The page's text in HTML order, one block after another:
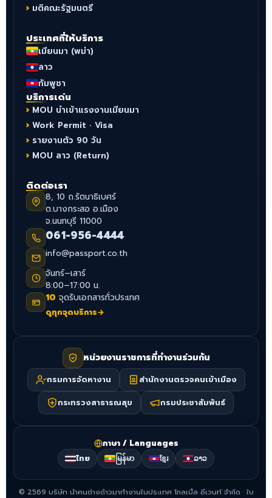
มติคณะรัฐมนตรี
ประเทศที่ให้บริการ
เมียนมา (พม่า)
ลาว
กัมพูชา
บริการเด่น
MOU นำเข้าแรงงานเมียนมา
Work Permit · Visa
รายงานตัว 90 วัน
MOU ลาว (Return)
ติดต่อเรา
8, 10 ถ.รัตนาธิเบศร์
ต.บางกระสอ อ.เมือง
จ.นนทบุรี 11000
061-956-4444
info@passport.co.th
จันทร์–เสาร์
8:00–17:00 น.
10 จุดรับเอกสารทั่วประเทศ
ดูทุกจุดบริการ→
หน่วยงานราชการที่ทำงานร่วมกัน
กรมการจัดหางาน
สำนักงานตรวจคนเข้าเมือง
กระทรวงสาธารณสุข
กรมประชาสัมพันธ์
ภาษา / Languages
ไทย မြန်မာ ខ្មែរ ລາວ
© 2569 บริษัท นำคนต่างด้าวมาทำงานในประเทศ โกลเบิ้ล อีเวนท์ จำกัด ·ใบ